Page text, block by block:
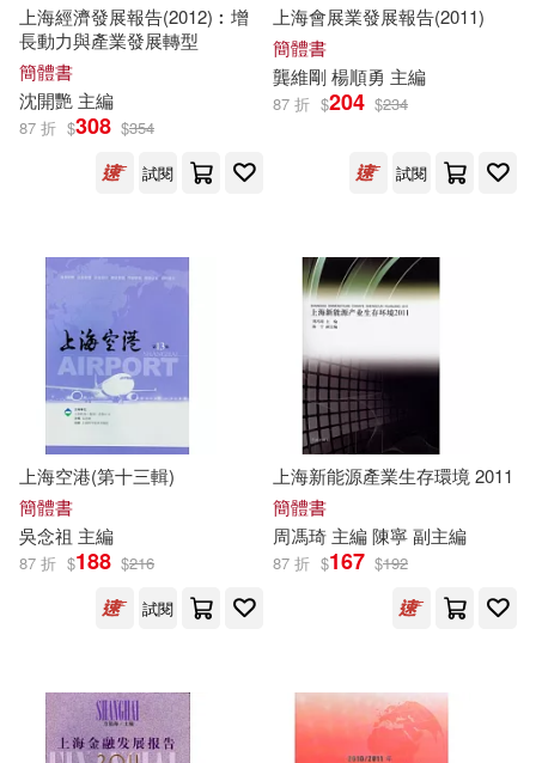
魯德亞德．吉卜林(7)
Johnny(6) MAXING(6)
Make Believe Ideas Ltd(6)
“蘇州千村故事·張家港卷”編委會(6)
ぷちゴリちゃん(6)
みかみてれん(6) 一本杭(6)
上海圖書館(6)
上海書畫出版社 編(6)
中國大百科全書出版社(6)
中山大學出版社(31)
台灣東販(31)
百家出版社(31) 萬里機構(31)
遼寧美術出版社(31)
中國海關出版社(30)
中國環境科學出版社(30)
中國計量出版社(30) 九歌(30)
北京圖書館出版社(30)
上海經濟發展報告(2012)︰增
長動力與產業發展轉型
簡體書
沈開艷 主編
87 折 $308 $354
試閱
上海會展業發展報告(2011)
簡體書
龔維剛 楊順勇 主編
87 折 $204 $234
試閱
上海空港(第十三輯)
簡體書
吳念祖 主編
87 折 $188 $216
試閱
上海新能源產業生存環境 2011
簡體書
周馮琦 主編陳寧 副主編
87 折 $167 $192